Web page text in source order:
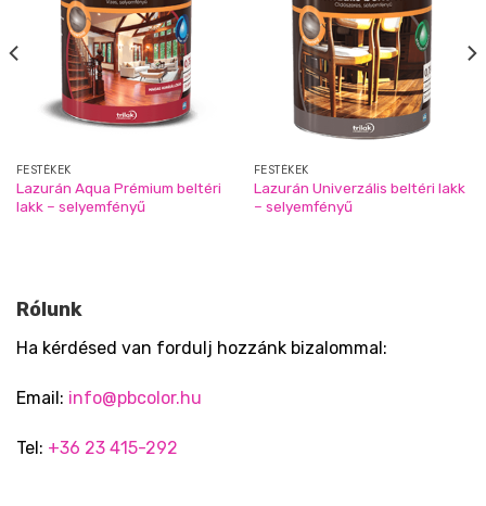
FESTÉKEK
Lazurán Aqua Prémium beltéri
lakk – selyemfényű
FESTÉKEK
Lazurán Univerzális beltéri lakk
– selyemfényű
Rólunk
Ha kérdésed van fordulj hozzánk bizalommal:
Email: info@pbcolor.hu
Tel: +36 23 415-292